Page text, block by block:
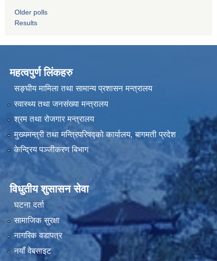
Older polls
Results
महत्वपुर्ण लिंकहरु
सङ्घीय मामिला तथा सामान्य प्रशासन मन्त्रालय
स्वास्थ्य तथा जनसंख्या मन्त्रालय
श्रम तथा रोजगार मन्त्रालय
मुख्यमन्त्री तथा मन्त्रिपरिषद्को कार्यालय, बागमती प्रदेश
केन्द्रिय पञ्जीकरण बिभाग
विधुतीय शुसासन सेवा
घटना दर्ता
सामाजिक सुरक्षा
नागरिक वडापत्र
नयाँ वेबसाइट